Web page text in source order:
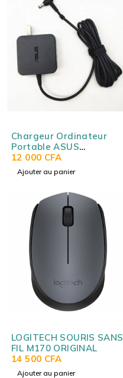
Chargeur Ordinateur
Portable ASUS
19V3.42A 4.5*3.0MM
(Original) ASUS
19V3.42A 4.5*3.0MM
12 000 CFA
Ajouter au panier
LOGITECH SOURIS SANS
FIL M170 ORIGINAL
14 500 CFA
Ajouter au panier